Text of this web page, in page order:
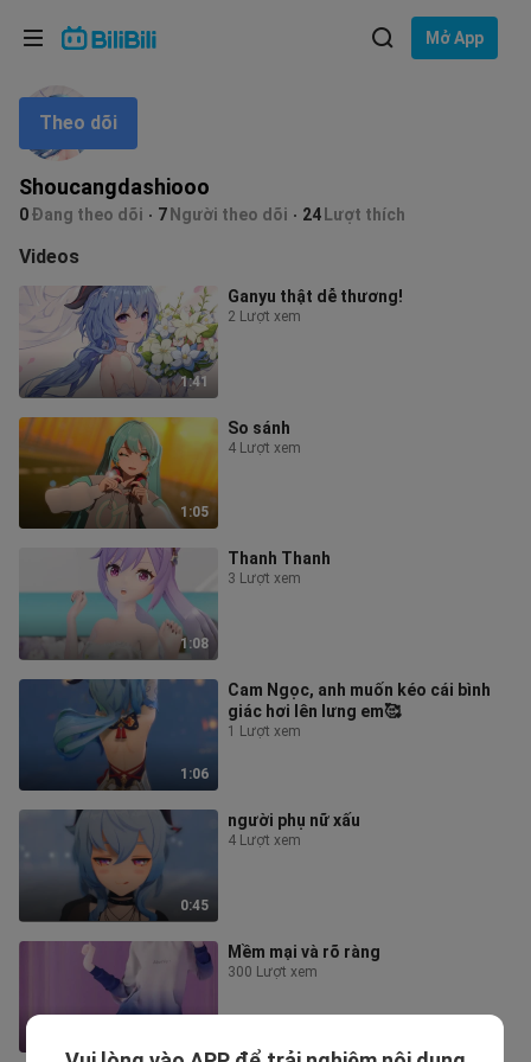
Mở App
Shoucangdashiooo
0Đang theo dõi 7 Người theo dõi 24 Lượt thích
Theo dõi
Videos
1:41
Ganyu thật dễ thương!
2 Lượt xem
1:05
So sánh
4 Lượt xem
1:08
Thanh Thanh
3 Lượt xem
1:06
Cam Ngọc, anh muốn kéo cái bình
giác hơi lên lưng em🥰
1 Lượt xem
0:45
người phụ nữ xấu
4 Lượt xem
Mềm mại và rõ ràng
300 Lượt xem
Ngôn ngữ: Tiếng Việt
Lựa chọn ngôn ngữ
English
ภาษาไทย
Tiếng Việt
Bahasa Melayu